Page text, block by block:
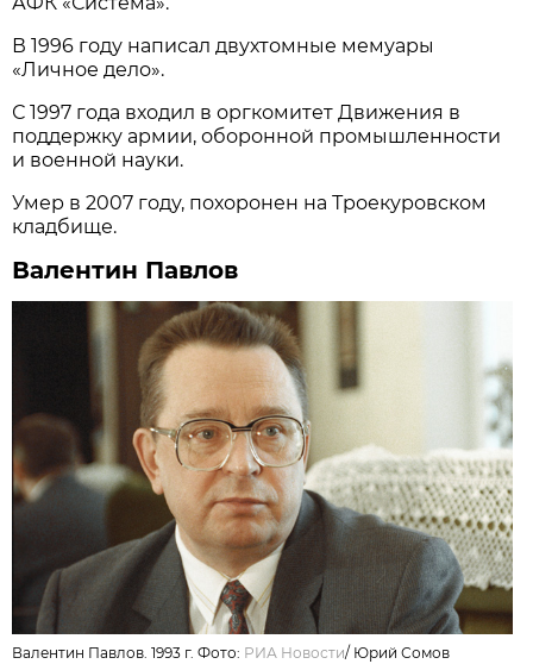
В 1996 году написал двухтомные мемуары
«Личное дело».
С 1997 года входил в оргкомитет Движения в
поддержку армии, оборонной промышленности
и военной науки.
Умер в 2007 году, похоронен на Троекуровском
кладбище.
Валентин Павлов
Валентин Павлов. 1993 г. Фото: РИА Новости/ Юрий Сомов